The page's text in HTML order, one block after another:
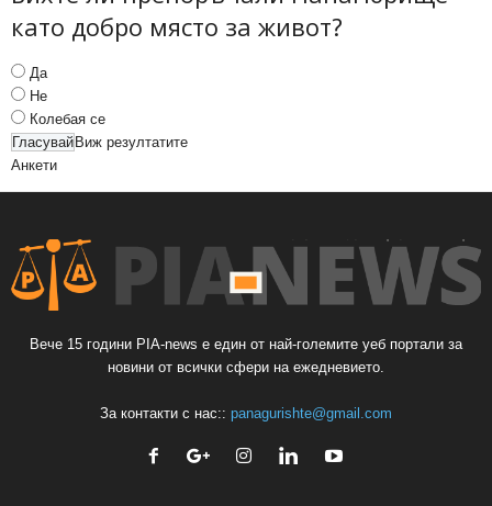
като добро място за живот?
Да
Не
Колебая се
Виж резултатите
Анкети
Вече 15 години PIA-news е един от най-големите уеб портали за
новини от всички сфери на ежедневието.
За контакти с нас:: panagurishte@gmail.com